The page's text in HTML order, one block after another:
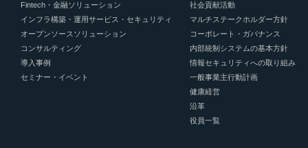
Fintech・金融ソリューション
インフラ構築・運用サービス・セキュリティ
オープンソースソリューション
コンサルティング
導入事例
セミナー・イベント
社会貢献活動
マルチステークホルダー方針
コーポレート・ガバナンス
内部統制システムの基本方針
情報セキュリティへの取り組み
一般事業主行動計画
健康経営
沿革
役員一覧